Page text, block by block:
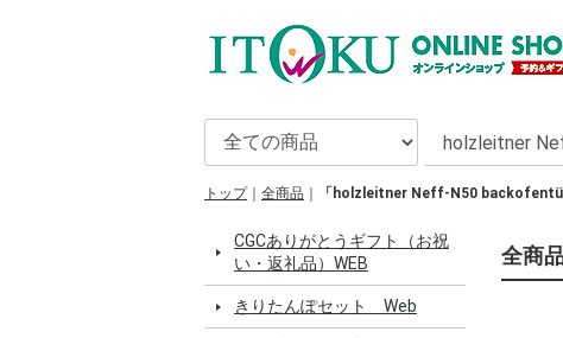
トップ 全商品 「holzleitner Neff-N50
CGCありがとうギフト（お祝
い・返礼品）WEB
きりたんぽセット Web
全商